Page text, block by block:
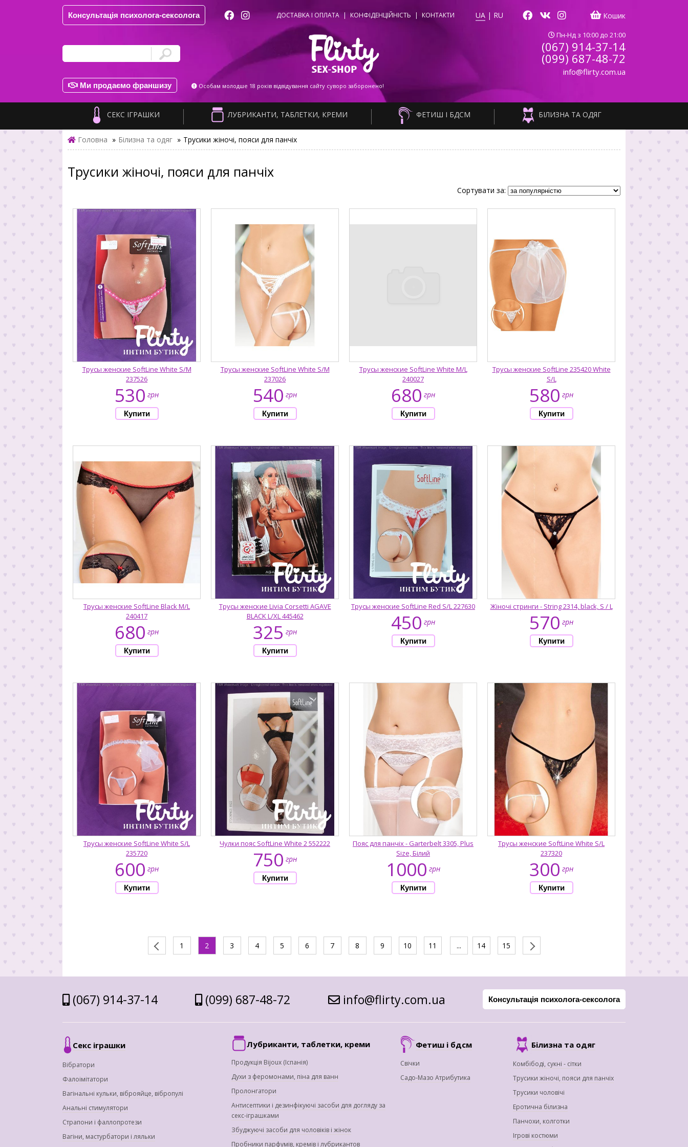
Консультація психолога-сексолога ДОСТАВКА І ОПЛАТА | КОНФІДЕНЦІЙНІСТЬ | КОНТАКТИ UA | RU Кошик
Пн-Нд з 10:00 до 21:00
(067) 914-37-14
(099) 687-48-72
info@flirty.com.ua
Ми продаємо франшизу Особам молодше 18 років відвідування сайту суворо заборонено!
СЕКС ІГРАШКИ ЛУБРИКАНТИ, ТАБЛЕТКИ, КРЕМИ ФЕТИШ І БДСМ БІЛИЗНА ТА ОДЯГ
Головна » Білизна та одяг » Трусики жіночі, пояси для панчіх
Трусики жіночі, пояси для панчіх
Сортувати за:
Трусы женские SoftLine White S/M
237526
530 грн
Трусы женские SoftLine White S/M
237026
540 грн
Трусы женские SoftLine White M/L
240027
680 грн
Трусы женские SoftLine 235420 White
S/L
580 грн
Трусы женские SoftLine Black M/L
240417
680 грн
Трусы женские Livia Corsetti AGAVE
BLACK L/XL 445462
325 грн
Трусы женские SoftLine Red S/L 227630
450 грн
Жіночі стринги - String 2314, black, S / L
570 грн
Трусы женские SoftLine White S/L
235720
600 грн
Чулки пояс SoftLine White 2 552222
750 грн
Пояс для панчіх - Garterbelt 3305, Plus
Size, Білий
1000 грн
Трусы женские SoftLine White S/L
237320
300 грн
1 2 3 4 5 6 7 8 9 10 11 ... 14 15
(067) 914-37-14 (099) 687-48-72 info@flirty.com.ua Консультація психолога-сексолога
Секс іграшки
Вібратори
Фалоімітатори
Вагінальні кульки, віброяйце, вібропулі
Анальні стимулятори
Страпони і фаллопротези
Вагіни, мастурбатори і ляльки
Лубриканти, таблетки, креми
Продукція Bijoux (Іспанія)
Духи з феромонами, піна для ванн
Пролонгатори
Антисептики і дезинфікуючі засоби для догляду за
секс-іграшками
Збуджуючі засоби для чоловіків і жінок
Пробники парфумів, кремів і лубрикантов
Фетиш і бдсм
Свічки
Садо-Мазо Атрибутика
Білизна та одяг
Комбібоді, сукні - сітки
Трусики жіночі, пояси для панчіх
Трусики чоловічі
Еротична білизна
Панчохи, колготки
Ігрові костюми